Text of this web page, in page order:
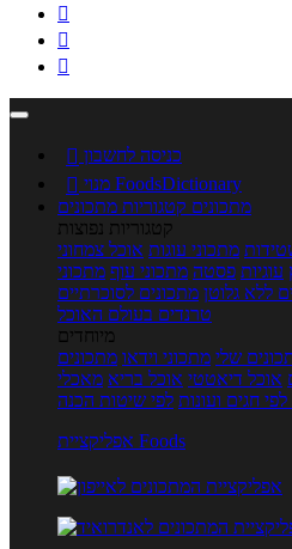



 כניסה לחשבון

מנוי FoodsDictionary
מתכונים קטגוריות מתכונים
קטגוריות נפוצות
מתכוני עוגות אוכל צמחוני
עוגיות פסטה מתכוני עוף מתכוני
ללא גלוטן מתכונים לסוכרתיים
טרנדים בעולם האוכל
מיוחדים
שלי מתכוני וידאו מתכונים
אוכל דיאטטי אוכל בריא מאכלי
חגים ועונות לפי שיטות הכנה
אפליקציית Foods